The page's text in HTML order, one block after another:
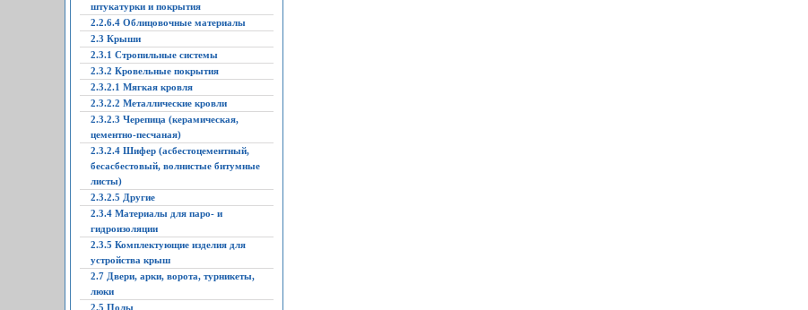
штукатурки и покрытия
2.2.6.4 Облицовочные материалы
2.3 Крыши
2.3.1 Стропильные системы
2.3.2 Кровельные покрытия
2.3.2.1 Мягкая кровля
2.3.2.2 Металлические кровли
2.3.2.3 Черепица (керамическая,
цементно-песчаная)
2.3.2.4 Шифер (асбестоцементный,
бесасбестовый, волнистые битумные
листы)
2.3.2.5 Другие
2.3.4 Материалы для паро- и
гидроизоляции
2.3.5 Комплектующие изделия для
устройства крыш
2.7 Двери, арки, ворота, турникеты,
люки
2.5 Полы